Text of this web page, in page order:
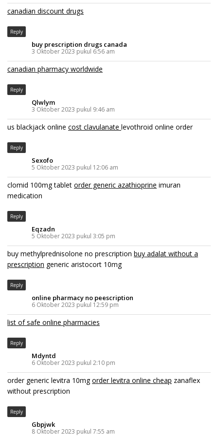
canadian discount drugs
Reply
buy prescription drugs canada
3 Oktober 2023 pukul 6:56 am
canadian pharmacy worldwide
Reply
Qlwlym
3 Oktober 2023 pukul 9:46 am
us blackjack online cost clavulanate levothroid online order
Reply
Sexofo
5 Oktober 2023 pukul 12:06 am
clomid 100mg tablet order generic azathioprine imuran
medication
Reply
Eqzadn
5 Oktober 2023 pukul 3:05 pm
buy methylprednisolone no prescription buy adalat without a
prescription generic aristocort 10mg
Reply
online pharmacy no peescription
6 Oktober 2023 pukul 12:59 pm
list of safe online pharmacies
Reply
Mdyntd
6 Oktober 2023 pukul 2:10 pm
order generic levitra 10mgorder levitra online cheap zanaflex
without prescription
Reply
Gbpjwk
8 Oktober 2023 pukul 7:55 am